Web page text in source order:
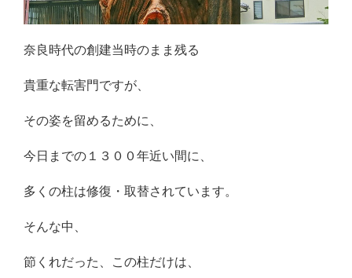
奈良時代の創建当時のまま残る
貴重な転害門ですが、
その姿を留めるために、
今日までの１３００年近い間に、
多くの柱は修復・取替されています。
そんな中、
節くれだった、この柱だけは、